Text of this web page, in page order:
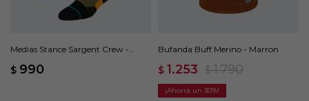
Medias Stance Sargent Crew -
$ 990
Bufanda Buff Merino - Marron
$ 1.253 $ 1.790
30